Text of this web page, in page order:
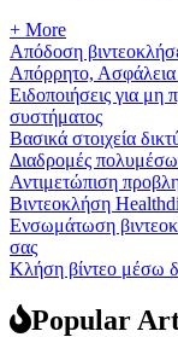
+ More
Απόδοση
Απόρρητο, Ασφάλεια
Ειδοποιήσεις για μη
συστήματος
Βασικά στοιχεία
Διαδρομές
Αντιμετώπιση
Βιντεοκλήση
Ενσωμάτωση
σας
Κλήση βίντεο μέσω
Popular